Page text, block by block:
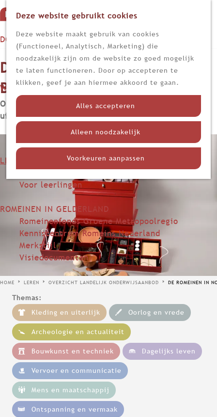
Deze website gebruikt cookies
Deze website maakt gebruik van cookies
(Functioneel, Analytisch, Marketing) die
noodzakelijk zijn om de website zo goed mogelijk
te laten functioneren. Door op accepteren te
klikken, geef je aan hiermee akkoord te gaan.
Alles accepteren
Alleen noodzakelijk
Voorkeuren aanpassen
G
n
a
r
d
e
h
p
e
n
u
Z
o
e
k
e
n
DOEN
Op stap
Kijk, lees en luister
WETEN
Nederland in de Romeinse tijd
Themadossiers
LEREN
Voor docenten
Voor leerlingen
ROMEINEN IN GELDERLAND
Romeinenfonds Groene Metropoolregio
Kenniscentrum Romeins Nederland
Merkstijl
Visiedocumenten
HOME LEREN OVERZICHT LANDELIJK ONDERWIJSAANBOD DE ROMEINEN IN
De Romeinen in Noord-
Brabant
Organisatie: Erfgoed Brabant |Plaats van
uitvoering:In de klas
Themas:
Kleding en uiterlijk
Oorlog en vrede
Archeologie en actualiteit
Bouwkunst en techniek Dagelijks leven
Vervoer en communicatie
Mens en maatschappij
Ontspanning en vermaak